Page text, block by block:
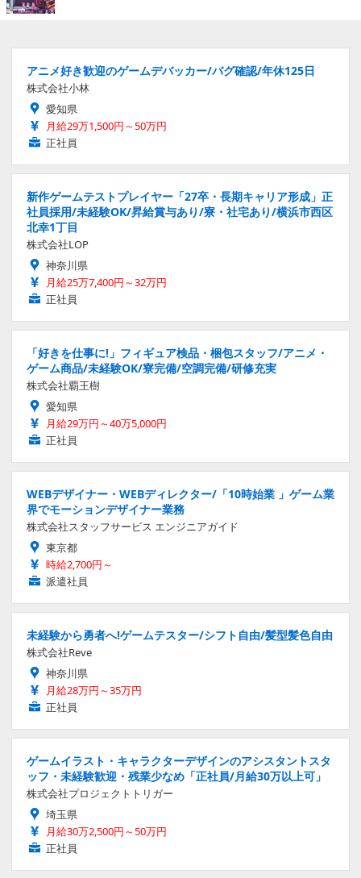
アニメ好き歓迎のゲームデバッカー/バグ確認/年休125日
株式会社小林
愛知県
月給29万1,500円～50万円
正社員
新作ゲームテストプレイヤー「27卒・長期キャリア形成」正
社員採用/未経験OK/昇給賞与あり/寮・社宅あり/横浜市西区
北幸1丁目
株式会社LOP
神奈川県
月給25万7,400円～32万円
正社員
「好きを仕事に!」フィギュア検品・梱包スタッフ/アニメ・
ゲーム商品/未経験OK/寮完備/空調完備/研修充実
株式会社覇王樹
愛知県
月給29万円～40万5,000円
正社員
WEBデザイナー・WEBディレクター/「10時始業 」ゲーム業
界でモーションデザイナー業務
株式会社スタッフサービス エンジニアガイド
東京都
時給2,700円～
派遣社員
未経験から勇者へ!ゲームテスター/シフト自由/髪型髪色自由
株式会社Reve
神奈川県
月給28万円～35万円
正社員
ゲームイラスト・キャラクターデザインのアシスタントスタ
ッフ・未経験歓迎・残業少なめ「正社員/月給30万以上可」
株式会社プロジェクトトリガー
埼玉県
月給30万2,500円～50万円
正社員